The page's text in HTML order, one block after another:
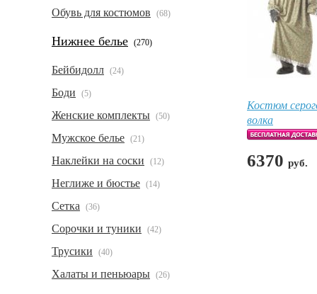
Обувь для костюмов (68)
Нижнее белье (270)
Бейбидолл (24)
Боди (5)
Женские комплекты (50)
Мужское белье (21)
Наклейки на соски (12)
Неглиже и бюстье (14)
Сетка (36)
Сорочки и туники (42)
Трусики (40)
Халаты и пеньюары (26)
Костюм
волка
6370 руб.